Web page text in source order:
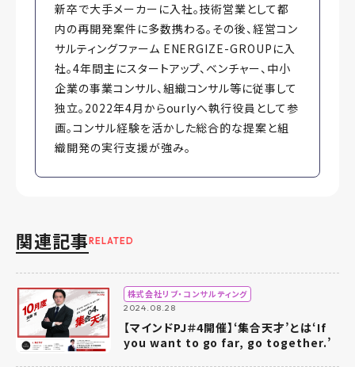
新卒で大手メーカーに入社。技術営業として都
内の再開発案件に多数携わる。その後、経営コン
サルティングファーム ENERGIZE-GROUPに入
社。4年間主にスタートアップ、ベンチャー、中小
企業の事業コンサル、組織コンサル等に従事して
独立。2022年4月からourlyへ執行役員として参
画。コンサル経験を活かした総合的な提案と組
織開発の実行支援が強み。
関連記事RELATED
株式会社リブ・コンサルティング
2024.08.28
【マインドPJ＃4開催】‘集合天才’とは‘If
you want to go far, go together.’